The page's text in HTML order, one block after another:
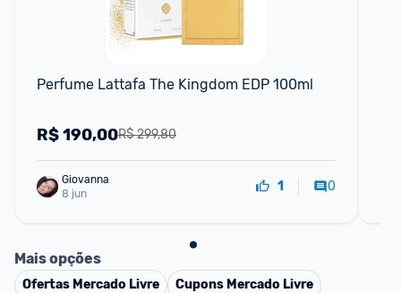
Perfume Lattafa The Kingdom EDP 100ml
R$ 299,80
R$190,00
Giovanna
8 jun
1 0
Mais opções
Ofertas Mercado Livre Cupons Mercado Livre